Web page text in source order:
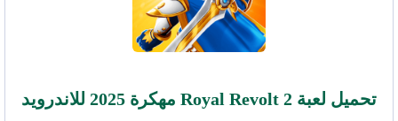
تحميل لعبة Royal Revolt 2 مهكرة 2025 للاندرويد